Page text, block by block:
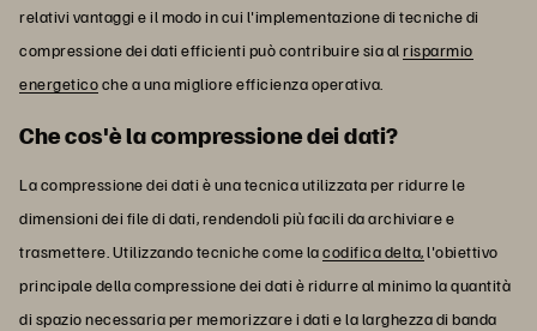
relativi vantaggi e il modo in cui l'implementazione di tecniche di
compressione dei dati efficienti può contribuire sia alrisparmio
energeticoche a una migliore efficienza operativa.
Che cos'è la compressione dei dati?
La compressione dei dati è una tecnica utilizzata per ridurre le
dimensioni dei file di dati, rendendoli più facili da archiviare e
trasmettere. Utilizzando tecniche come lacodifica delta,l'obiettivo
principale della compressione dei dati è ridurre al minimo la quantità
di spazio necessaria per memorizzare i dati e la larghezza di banda